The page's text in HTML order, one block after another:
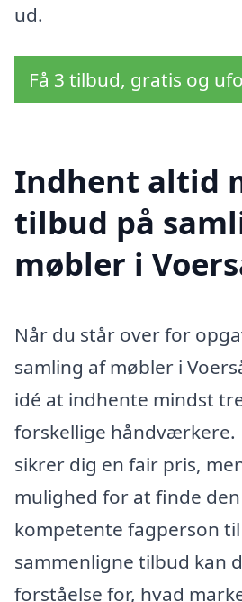
ud.
Få 3 tilbud, gratis og
Indhent altid
tilbud på
møbler i
Når du står over for
samling af møbler i
idé at indhente mindst
forskellige håndværkere.
sikrer dig en fair pris,
mulighed for at finde
kompetente fagperson
sammenligne tilbud kan
forståelse for, hvad